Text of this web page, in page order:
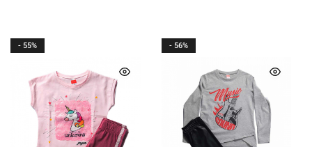
- 55% - 56%